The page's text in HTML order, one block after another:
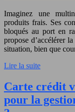
Imaginez une
produits frais. Ses
bloqués au port en
propose d’accélérer
situation, bien que
Lire la suite
Carte crédit
pour la